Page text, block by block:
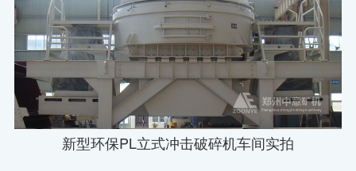
新型环保PL立式冲击破碎机车间实拍